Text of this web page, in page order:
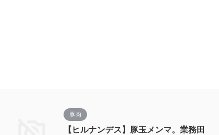
豚肉
【ヒルナンデス】豚玉メンマ。業務田